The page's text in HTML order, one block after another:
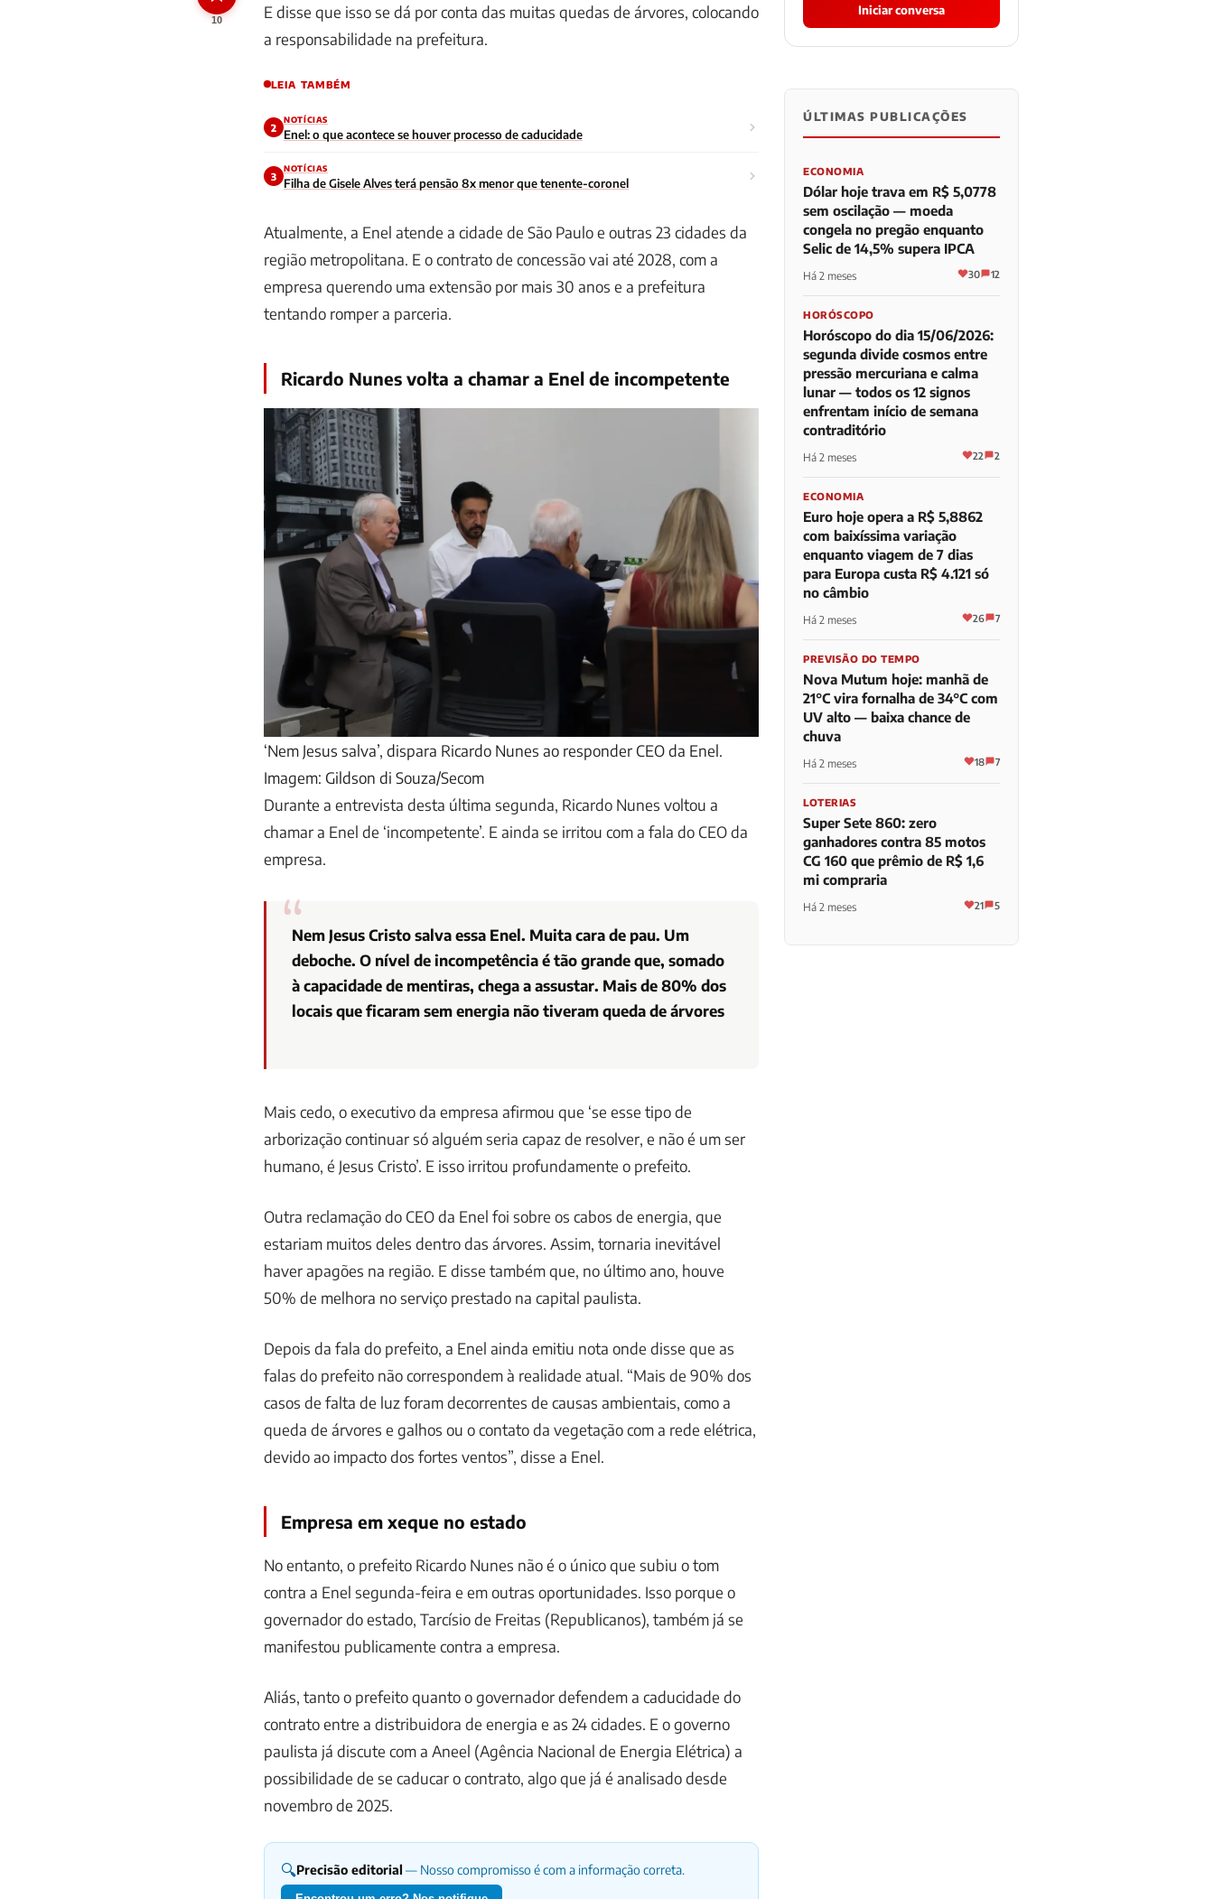
10
E disse que isso se dá por conta das muitas quedas de árvores, colocando
a responsabilidade na prefeitura.
LEIA TAMBÉM
2
NOTÍCIAS
Enel: o que acontece se houver processo de caducidade
3
NOTÍCIAS
Filha de Gisele Alves terá pensão 8x menor que tenente-coronel
Atualmente, a Enel atende a cidade de São Paulo e outras 23 cidades da
região metropolitana. E o contrato de concessão vai até 2028, com a
empresa querendo uma extensão por mais 30 anos e a prefeitura
tentando romper a parceria.
Ricardo Nunes volta a chamar a Enel de incompetente
‘Nem Jesus salva’, dispara Ricardo Nunes ao responder CEO da Enel.
Imagem: Gildson di Souza/Secom
Durante a entrevista desta última segunda, Ricardo Nunes voltou a
chamar a Enel de ‘incompetente’. E ainda se irritou com a fala do CEO da
empresa.
Nem Jesus Cristo salva essa Enel. Muita cara de pau. Um
deboche. O nível de incompetência é tão grande que, somado
à capacidade de mentiras, chega a assustar. Mais de 80% dos
locais que ficaram sem energia não tiveram queda de árvores
Mais cedo, o executivo da empresa afirmou que ‘se esse tipo de
arborização continuar só alguém seria capaz de resolver, e não é um ser
humano, é Jesus Cristo’. E isso irritou profundamente o prefeito.
Outra reclamação do CEO da Enel foi sobre os cabos de energia, que
estariam muitos deles dentro das árvores. Assim, tornaria inevitável
haver apagões na região. E disse também que, no último ano, houve
50% de melhora no serviço prestado na capital paulista.
Depois da fala do prefeito, a Enel ainda emitiu nota onde disse que as
falas do prefeito não correspondem à realidade atual. “Mais de 90% dos
casos de falta de luz foram decorrentes de causas ambientais, como a
queda de árvores e galhos ou o contato da vegetação com a rede elétrica,
devido ao impacto dos fortes ventos”, disse a Enel.
Empresa em xeque no estado
No entanto, o prefeito Ricardo Nunes não é o único que subiu o tom
contra a Enel segunda-feira e em outras oportunidades. Isso porque o
governador do estado, Tarcísio de Freitas (Republicanos), também já se
manifestou publicamente contra a empresa.
Aliás, tanto o prefeito quanto o governador defendem a caducidade do
contrato entre a distribuidora de energia e as 24 cidades. E o governo
paulista já discute com a Aneel (Agência Nacional de Energia Elétrica) a
possibilidade de se caducar o contrato, algo que já é analisado desde
novembro de 2025.
🔍Precisão editorial — Nosso compromisso é com a informação correta.
Iniciar conversa
0 0 0
ÚLTIMAS PUBLICAÇÕES
ECONOMIA
Dólar hoje trava em R$ 5,0778
sem oscilação — moeda
congela no pregão enquanto
Selic de 14,5% supera IPCA
Há 2 meses 30 12
HORÓSCOPO
Horóscopo do dia 15/06/2026:
segunda divide cosmos entre
pressão mercuriana e calma
lunar — todos os 12 signos
enfrentam início de semana
contraditório
Há 2 meses 22 2
ECONOMIA
Euro hoje opera a R$ 5,8862
com baixíssima variação
enquanto viagem de 7 dias
para Europa custa R$ 4.121 só
no câmbio
Há 2 meses 26 7
PREVISÃO DO TEMPO
Nova Mutum hoje: manhã de
21°C vira fornalha de 34°C com
UV alto — baixa chance de
chuva
Há 2 meses 18 7
LOTERIAS
Super Sete 860: zero
ganhadores contra 85 motos
CG 160 que prêmio de R$ 1,6
mi compraria
Há 2 meses 21 5